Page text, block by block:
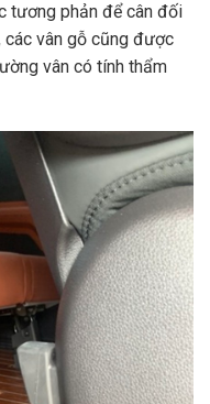
tương phản để cân đối
các vân gỗ cũng được
vân có tính thẩm